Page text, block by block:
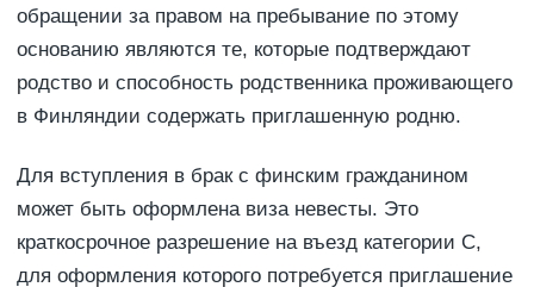
обращении за правом на пребывание по этому
основанию являются те, которые подтверждают
родство и способность родственника проживающего
в Финляндии содержать приглашенную родню.
Для вступления в брак с финским гражданином
может быть оформлена виза невесты. Это
краткосрочное разрешение на въезд категории С,
для оформления которого потребуется приглашение